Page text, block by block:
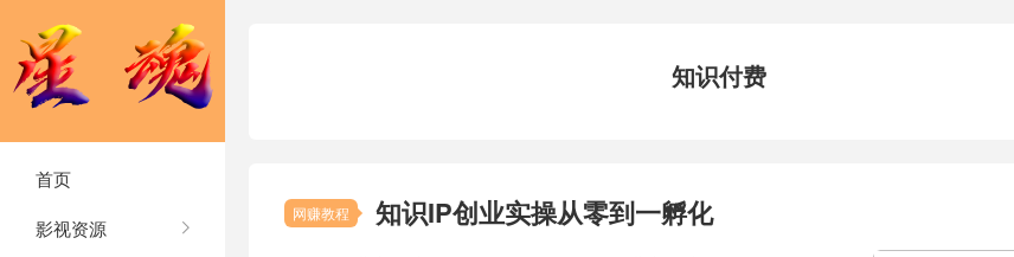
首页
影视资源
知识付费
网赚教程 知识IP创业实操从零到一孵化